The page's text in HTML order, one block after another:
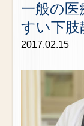
一般の医
すい下肢
2017.02.15